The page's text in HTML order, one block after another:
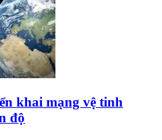
khai mạng vệ tinh
độ